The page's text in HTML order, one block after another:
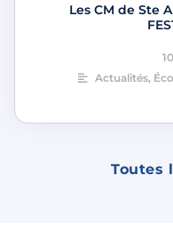
Les CM de Ste
Actualités,
Toutes